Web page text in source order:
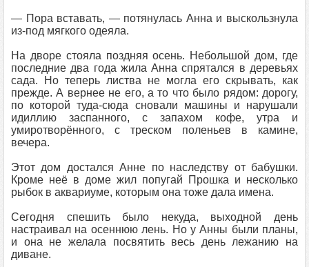
— Пора вставать, — потянулась Анна и выскользнула
из-под мягкого одеяла.
На дворе стояла поздняя осень. Небольшой дом, где
последние два года жила Анна спрятался в деревьях
сада. Но теперь листва не могла его скрывать, как
прежде. А вернее не его, а то что было рядом: дорогу,
по которой туда-сюда сновали машины и нарушали
идиллию заспанного, с запахом кофе, утра и
умиротворённого, с треском поленьев в камине,
вечера.
Этот дом достался Анне по наследству от бабушки.
Кроме неё в доме жил попугай Прошка и несколько
рыбок в аквариуме, которым она тоже дала имена.
Сегодня спешить было некуда, выходной день
настраивал на осеннюю лень. Но у Анны были планы,
и она не желала посвятить весь день лежанию на
диване.